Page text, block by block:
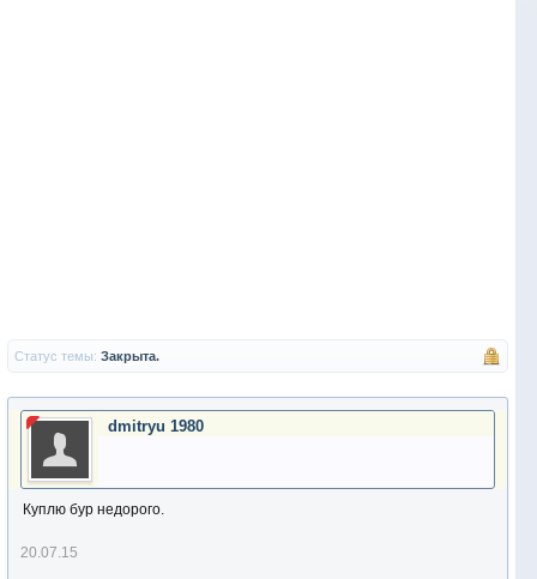
Статус темы: Закрыта.
dmitryu 1980
Куплю бур недорого.
20.07.15